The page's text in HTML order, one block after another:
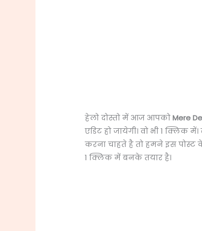
हेलो दोस्तो में आज आपकोMere
एडिट हो जायेगी। वो भी 1 क्लिक
करना चाहते है तो हमने इस
1 क्लिक में बनके तयार है।